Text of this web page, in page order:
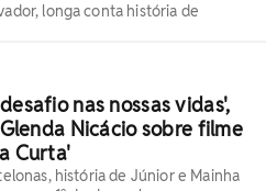
longa conta história de
nas nossas vidas',
Nicácio sobre filme
Curta'
história de Júnior e Mainha